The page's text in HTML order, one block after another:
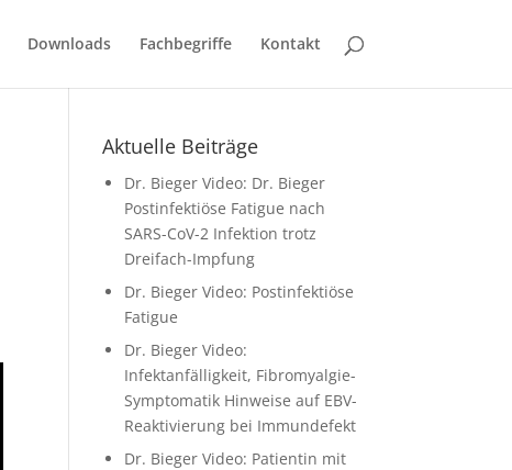
Downloads Fachbegriffe Kontakt
Aktuelle Beiträge
Dr. Bieger Video: Dr. Bieger
Postinfektiöse Fatigue nach
SARS-CoV-2 Infektion trotz
Dreifach-Impfung
Dr. Bieger Video: Postinfektiöse
Fatigue
Dr. Bieger Video:
Infektanfälligkeit, Fibromyalgie-
Symptomatik Hinweise auf EBV-
Reaktivierung bei Immundefekt
Dr. Bieger Video: Patientin mit